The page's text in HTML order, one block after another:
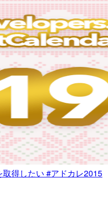
得したい #アドカレ2015